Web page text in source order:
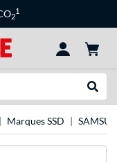
2
1
Marques SSD